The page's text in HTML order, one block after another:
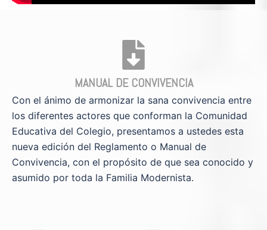
MANUAL DE CONVIVENCIA
Con el ánimo de armonizar la sana convivencia entre
los diferentes actores que conforman la Comunidad
Educativa del Colegio, presentamos a ustedes esta
nueva edición del Reglamento o Manual de
Convivencia, con el propósito de que sea conocido y
asumido por toda la Familia Modernista.